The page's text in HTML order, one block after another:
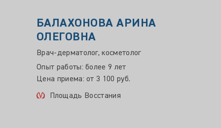
БАЛАХОНОВА АРИНА
ОЛЕГОВНА
Врач-дерматолог, косметолог
Опыт работы: более 9 лет
Цена приема: от 3 100 руб.
Площадь Восстания